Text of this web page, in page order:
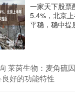
一家天下股票
5.4%，北京
平稳，稳中提
莱茵生物：麦角硫
好的功能特性